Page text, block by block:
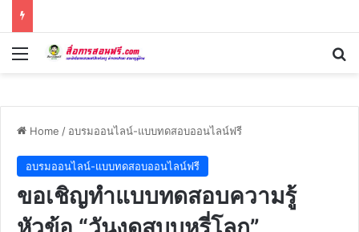
Menu
Home / อบรมออนไลน์-แบบทดสอบออนไลน์ฟรี
อบรมออนไลน์-แบบทดสอบออนไลน์ฟรี
ขอเชิญทำแบบทดสอบความรู้